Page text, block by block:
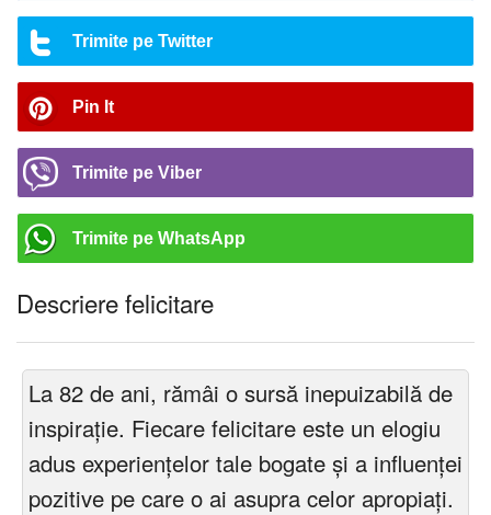
Trimite pe Twitter
Pin It
Trimite pe Viber
Trimite pe WhatsApp
Descriere felicitare
La 82 de ani, rămâi o sursă inepuizabilă de
inspirație. Fiecare felicitare este un elogiu
adus experiențelor tale bogate și a influenței
pozitive pe care o ai asupra celor apropiați.